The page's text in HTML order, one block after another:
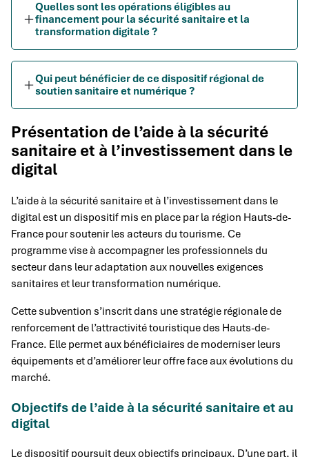
Quelles sont les opérations éligibles au
financement pour la sécurité sanitaire et la
transformation digitale ?
Qui peut bénéficier de ce dispositif régional de
soutien sanitaire et numérique ?
Présentation de l’aide à la sécurité
sanitaire et à l’investissement dans le
digital
L’aide à la sécurité sanitaire et à l’investissement dans le
digital est un dispositif mis en place par la région Hauts-de-
France pour soutenir les acteurs du tourisme. Ce
programme vise à accompagner les professionnels du
secteur dans leur adaptation aux nouvelles exigences
sanitaires et leur transformation numérique.
Cette subvention s’inscrit dans une stratégie régionale de
renforcement de l’attractivité touristique des Hauts-de-
France. Elle permet aux bénéficiaires de moderniser leurs
équipements et d’améliorer leur offre face aux évolutions du
marché.
Objectifs de l’aide à la sécurité sanitaire et au
digital
Le dispositif poursuit deux objectifs principaux. D’une part, il